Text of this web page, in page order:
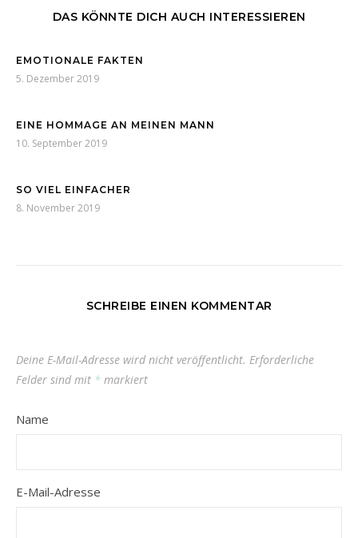
DAS KÖNNTE DICH AUCH INTERESSIEREN
EMOTIONALE FAKTEN
5. Dezember 2019
EINE HOMMAGE AN MEINEN MANN
10. September 2019
SO VIEL EINFACHER
8. November 2019
SCHREIBE EINEN KOMMENTAR
Deine E-Mail-Adresse wird nicht veröffentlicht. Erforderliche
Felder sind mit * markiert
Name
E-Mail-Adresse